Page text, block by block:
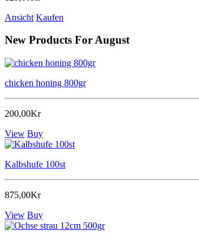
Ansicht Kaufen
New Products For August
chicken honing 800gr
200,00Kr
View Buy
Kalbshufe 100st
875,00Kr
View Buy